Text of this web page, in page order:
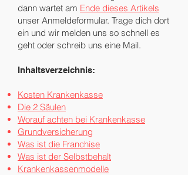
dann wartet am Ende dieses Artikels
unser Anmeldeformular. Trage dich dort
ein und wir melden uns so schnell es
geht oder schreib uns eine Mail.
Inhaltsverzeichnis:
Kosten Krankenkasse
Die 2 Säulen
Worauf achten bei Krankenkasse
Grundversicherung
Was ist die Franchise
Was ist der Selbstbehalt
Krankenkassenmodelle